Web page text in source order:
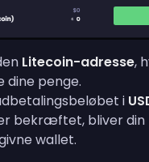
Litecoin-adresse,
dine penge.
i
bekræftet, bliver din
wallet.